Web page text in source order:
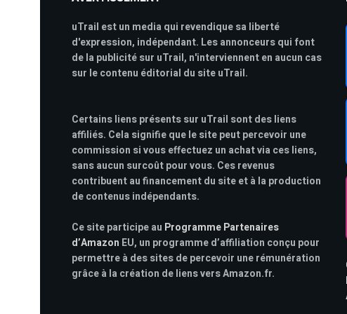
uTrail est un media qui revendique sa liberté
d'expression, indépendant. Les annonceurs qui font
de la publicité sur uTrail, n'interviennent en aucun cas
sur le contenu éditorial du site uTrail.
Certains liens présents sur uTrail sont des liens
affiliés. Cela signifie que le site peut percevoir une
commission si vous effectuez un achat via ces liens,
sans aucun surcoût pour vous. Ces revenus
contribuent au financement du site et à la production
de contenus indépendants.
Ce site participe au Programme Partenaires
d’Amazon EU, un programme d’affiliation conçu pour
permettre à des sites de percevoir une rémunération
grâce à la création de liens vers Amazon.fr.